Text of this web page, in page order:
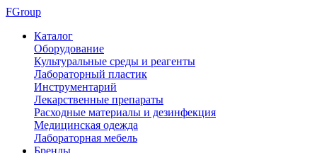
FGroup
Каталог
Оборудование
Культуральные среды и реагенты
Лабораторный пластик
Инструментарий
Лекарственные препараты
Расходные материалы и дезинфекция
Медицинская одежда
Лабораторная мебель
Бренды